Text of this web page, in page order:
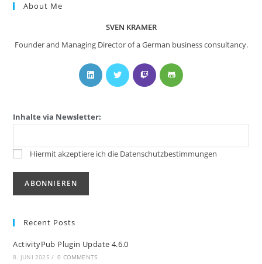
About Me
SVEN KRAMER
Founder and Managing Director of a German business consultancy.
Inhalte via Newsletter:
Hiermit akzeptiere ich die Datenschutzbestimmungen
Recent Posts
ActivityPub Plugin Update 4.6.0
8. JUNI 2025 / 0 COMMENTS